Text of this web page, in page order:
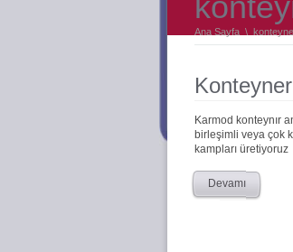
Ana Sayfa \
Konteyner
Karmod konteynır
birleşimli veya çok
kampları üretiyoruz
Devamı